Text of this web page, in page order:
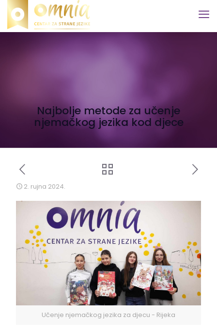
Najbolje metode za učenje
njemačkog jezika kod djece
2. rujna 2024.
Učenje njemačkog jezika za djecu - Rijeka